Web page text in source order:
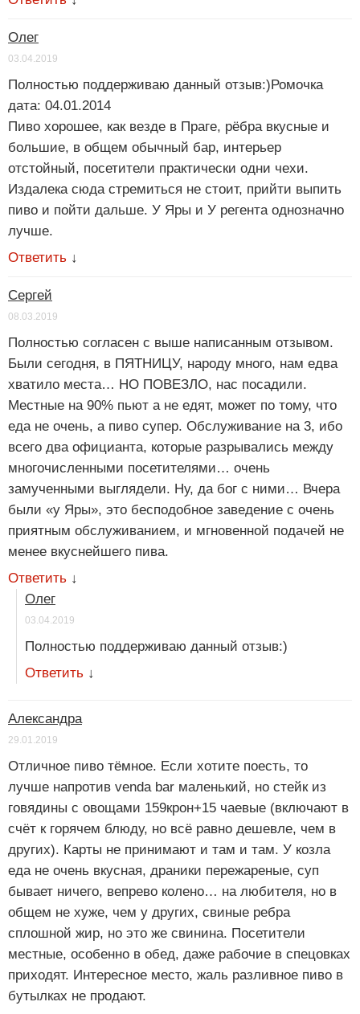
Олег
03.04.2019
Полностью поддерживаю данный отзыв:)Ромочка
дата: 04.01.2014
Пиво хорошее, как везде в Праге, рёбра вкусные и
большие, в общем обычный бар, интерьер
отстойный, посетители практически одни чехи.
Издалека сюда стремиться не стоит, прийти выпить
пиво и пойти дальше. У Яры и У регента однозначно
лучше.
Ответить ↓
Сергей
08.03.2019
Полностью согласен с выше написанным отзывом.
Были сегодня, в ПЯТНИЦУ, народу много, нам едва
хватило места… НО ПОВЕЗЛО, нас посадили.
Местные на 90% пьют а не едят, может по тому, что
еда не очень, а пиво супер. Обслуживание на 3, ибо
всего два официанта, которые разрывались между
многочисленными посетителями… очень
замученными выглядели. Ну, да бог с ними… Вчера
были «у Яры», это бесподобное заведение с очень
приятным обслуживанием, и мгновенной подачей не
менее вкуснейшего пива.
Ответить ↓
Олег
03.04.2019
Полностью поддерживаю данный отзыв:)
Ответить ↓
Александра
29.01.2019
Отличное пиво тёмное. Если хотите поесть, то
лучше напротив venda bar маленький, но стейк из
говядины с овощами 159крон+15 чаевые (включают в
счёт к горячем блюду, но всё равно дешевле, чем в
других). Карты не принимают и там и там. У козла
еда не очень вкусная, драники пережареные, суп
бывает ничего, вепрево колено… на любителя, но в
общем не хуже, чем у других, свиные ребра
сплошной жир, но это же свинина. Посетители
местные, особенно в обед, даже рабочие в спецовках
приходят. Интересное место, жаль разливное пиво в
бутылках не продают.